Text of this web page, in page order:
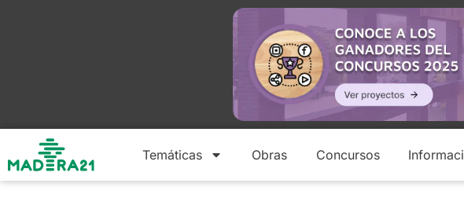
Temáticas Obras Concursos